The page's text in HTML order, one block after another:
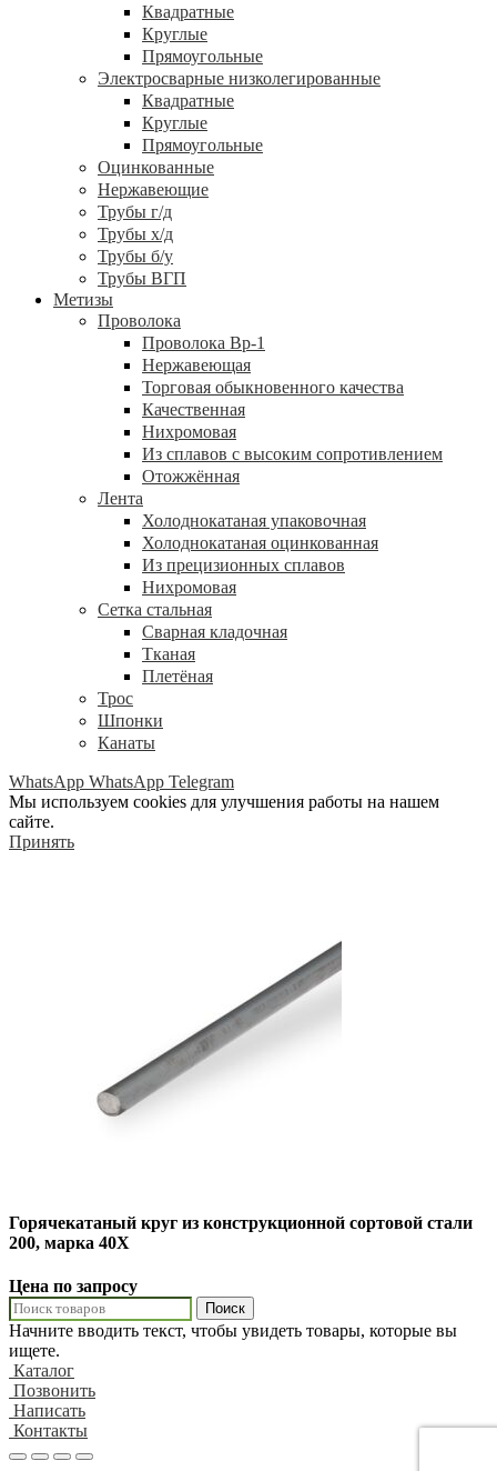
Квадратные
Круглые
Прямоугольные
Электросварные низколегированные
Квадратные
Круглые
Прямоугольные
Оцинкованные
Нержавеющие
Трубы г/д
Трубы х/д
Трубы б/у
Трубы ВГП
Метизы
Проволока
Проволока Вр-1
Нержавеющая
Торговая обыкновенного качества
Качественная
Нихромовая
Из сплавов с высоким сопротивлением
Отожжённая
Лента
Холоднокатаная упаковочная
Холоднокатаная оцинкованная
Из прецизионных сплавов
Нихромовая
Сетка стальная
Сварная кладочная
Тканая
Плетёная
Трос
Шпонки
Канаты
WhatsApp WhatsApp Telegram
Мы используем cookies для улучшения работы на нашем
сайте.
Принять
Горячекатаный круг из конструкционной сортовой стали
200, марка 40Х
Цена по запросу
Поиск
Начните вводить текст, чтобы увидеть товары, которые вы
ищете.
Каталог
Позвонить
Написать
Контакты